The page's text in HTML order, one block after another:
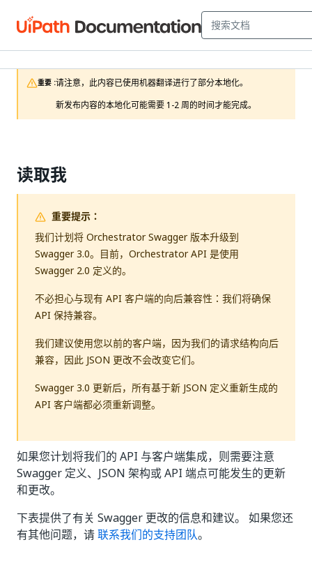
重要 :请注意，此内容已使用机器翻译进行了部分本地化。
新发布内容的本地化可能需要 1-2 周的时间才能完成。
读取我
重要提示：
我们计划将 Orchestrator Swagger 版本升级到
Swagger 3.0。目前，Orchestrator API 是使用
Swagger 2.0 定义的。
不必担心与现有 API 客户端的向后兼容性：我们将确保
API 保持兼容。
我们建议使用您以前的客户端，因为我们的请求结构向后
兼容，因此 JSON 更改不会改变它们。
Swagger 3.0 更新后，所有基于新 JSON 定义重新生成的
API 客户端都必须重新调整。
如果您计划将我们的 API 与客户端集成，则需要注意
Swagger 定义、JSON 架构或 API 端点可能发生的更新
和更改。
下表提供了有关 Swagger 更改的信息和建议。 如果您还
有其他问题，请联系我们的支持团队。